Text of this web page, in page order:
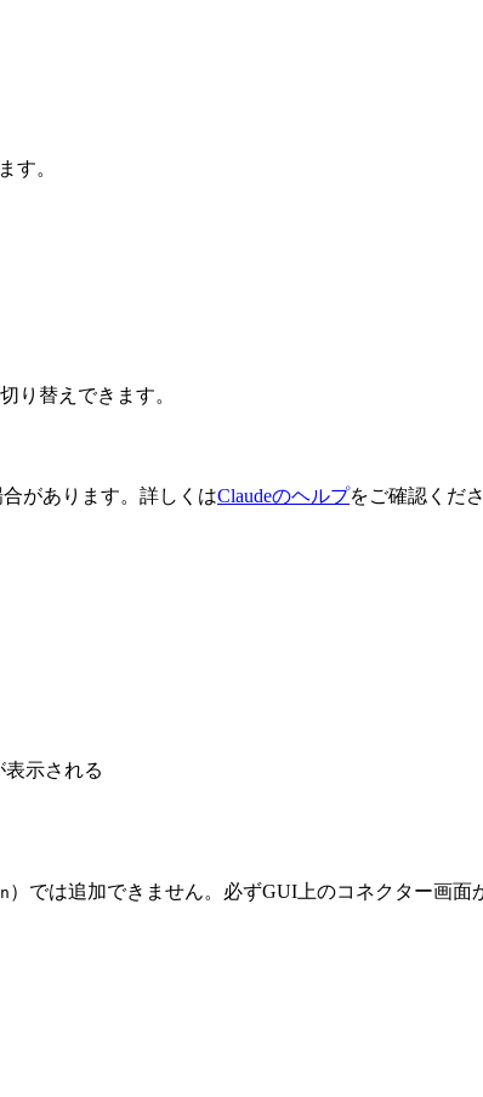
す。
り替えできます。
があります。詳しくはClaudeのヘルプをご確認くだ
示される
）では追加できません。必ずGUI上のコネクター画面